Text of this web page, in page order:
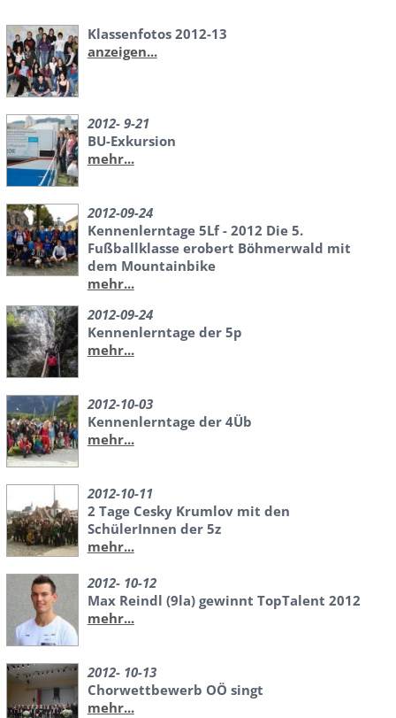
Klassenfotos 2012-13
anzeigen...
2012- 9-21
BU-Exkursion
mehr...
2012-09-24
Kennenlerntage 5Lf - 2012 Die 5.
Fußballklasse erobert Böhmerwald mit
dem Mountainbike
mehr...
2012-09-24
Kennenlerntage der 5p
mehr...
2012-10-03
Kennenlerntage der 4Üb
mehr...
2012-10-11
2 Tage Cesky Krumlov mit den
SchülerInnen der 5z
mehr...
2012- 10-12
Max Reindl (9la) gewinnt TopTalent 2012
mehr...
2012- 10-13
Chorwettbewerb OÖ singt
mehr...